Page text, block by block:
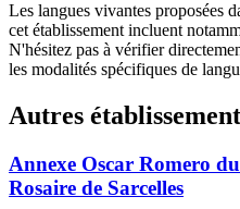
Les langues vivantes proposées
cet établissement incluent
N'hésitez pas à vérifier
les modalités spécifiques de
Autres
Annexe Oscar Romero
Rosaire de Sarcelles